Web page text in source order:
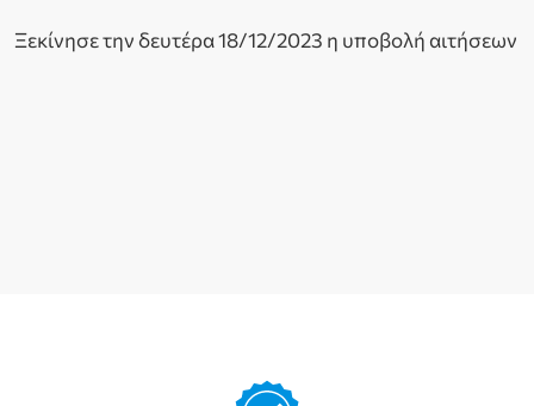
Ξεκίνησε την δευτέρα 18/12/2023 η υποβολή αιτήσεων